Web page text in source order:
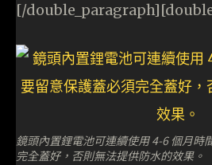
[/
鏡頭內置鋰電池可連續使用 4-6 個月時
完全蓋好，否則無法提供防水的效果。